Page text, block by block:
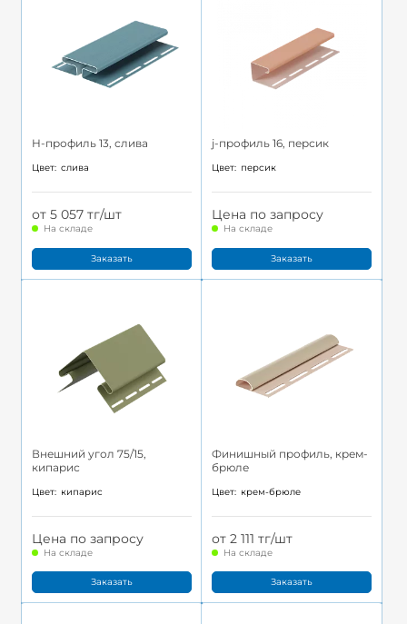
H-профиль 13, слива
Цвет: слива
от 5 057 тг/шт
На складе
Заказать
j-профиль 16, персик
Цвет: персик
Цена по запросу
На складе
Заказать
Внешний угол 75/15,
кипарис
Цвет: кипарис
Цена по запросу
На складе
Заказать
Финишный профиль, крем-
брюле
Цвет: крем-брюле
от 2 111 тг/шт
На складе
Заказать